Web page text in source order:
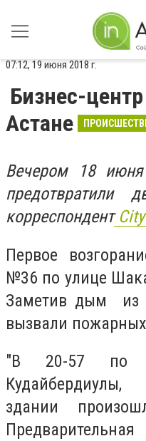
07:12, 19 июня 2018 г.
Бизнес-
Астане
Вечером 18
предотвратили
корреспондент
Первое
№36 по улице
Заметив дым из
вызвали
"В 20-57 по
здании